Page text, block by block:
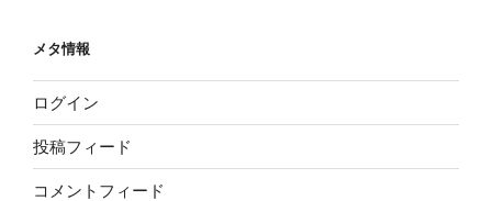
メタ情報
ログイン
投稿フィード
コメントフィード